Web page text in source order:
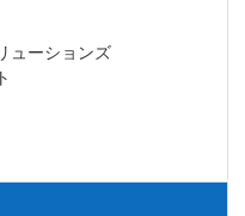
ューションズ